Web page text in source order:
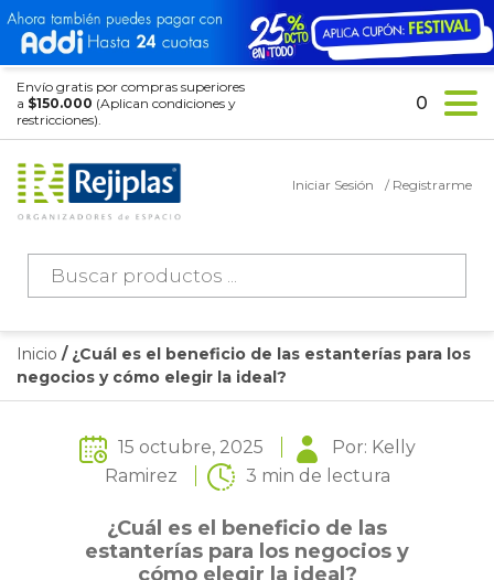
Envío gratis por compras superiores
a $150.000 (Aplican condiciones y
restricciones).
Búsqueda
productos
Iniciar Sesión / Registrarme
0
Inicio / ¿Cuál es el beneficio de las estanterías para los
negocios y cómo elegir la ideal?
15 octubre, 2025
Por: Kelly
Ramirez
3 min de lectura
¿Cuál es el beneficio de las
estanterías para los negocios y
cómo elegir la ideal?